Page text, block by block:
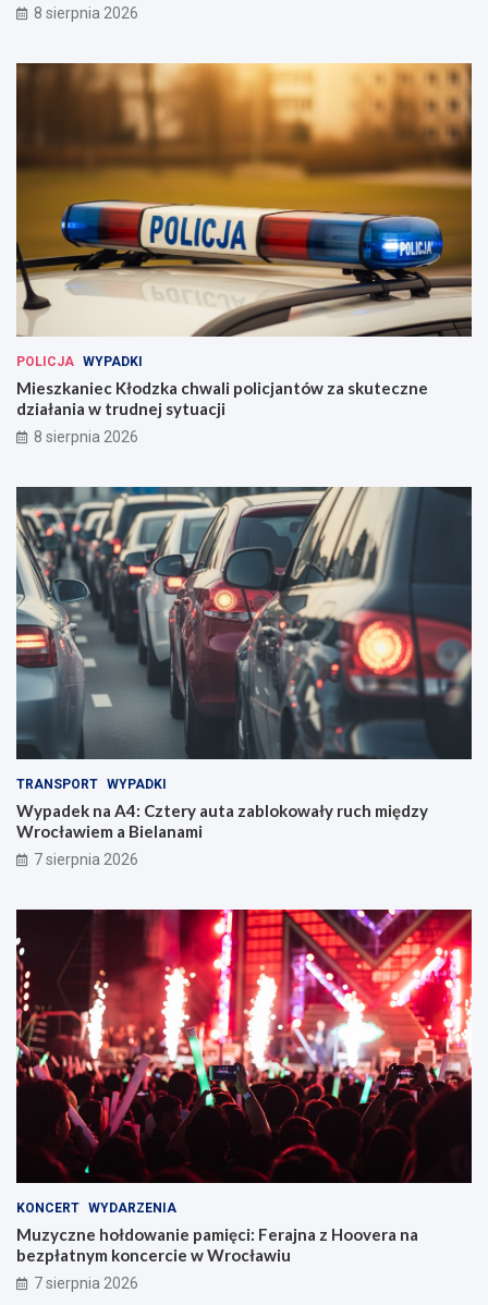
8 sierpnia 2026
POLICJA WYPADKI
Mieszkaniec Kłodzka chwali policjantów za skuteczne
działania w trudnej sytuacji
8 sierpnia 2026
TRANSPORT WYPADKI
Wypadek na A4: Cztery auta zablokowały ruch między
Wrocławiem a Bielanami
7 sierpnia 2026
KONCERT WYDARZENIA
Muzyczne hołdowanie pamięci: Ferajna z Hoovera na
bezpłatnym koncercie w Wrocławiu
7 sierpnia 2026